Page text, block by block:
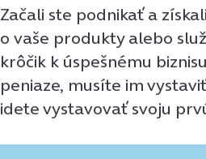
Začali ste podnikať a
o vaše produkty alebo
krôčik k úspešnému
peniaze, musíte im
idete vystavovať svoju